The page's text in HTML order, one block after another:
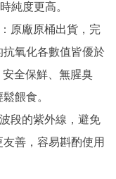
純度更高。
：原廠原桶出貨，完
氧化各數值皆優於
全保鮮、無腥臭
餵食。
段的紫外線，避免
善，容易斟酌使用